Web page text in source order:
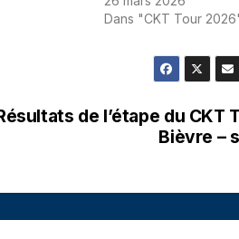
Dans "CKT Tour
de l’étape du CKT
Bièvre –